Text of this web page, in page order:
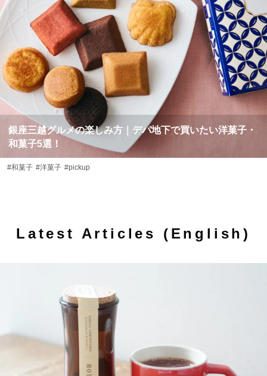
銀座三越グルメの楽しみ方｜デパ地下で買いたい洋菓子・
和菓子5選！
#和菓子 #洋菓子 #pickup
Latest Articles (English)